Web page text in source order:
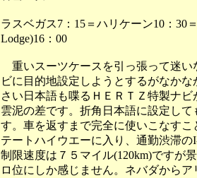
ラスベガス7：15＝ハリケーン10：30
Lodge)16：00
重いスーツケースを引っ張って迷い
ビに目的地設定しようとするがなか
さい日本語も喋るＨＥＲＴＺ特製ナ
雲泥の差です。折角日本語に設定し
す。車を返すまで完全に使いこなす
テートハイウエーに入り、通勤渋滞
制限速度は７５マイル(120km)ですが
ロ位にしか感じません。ネバダから